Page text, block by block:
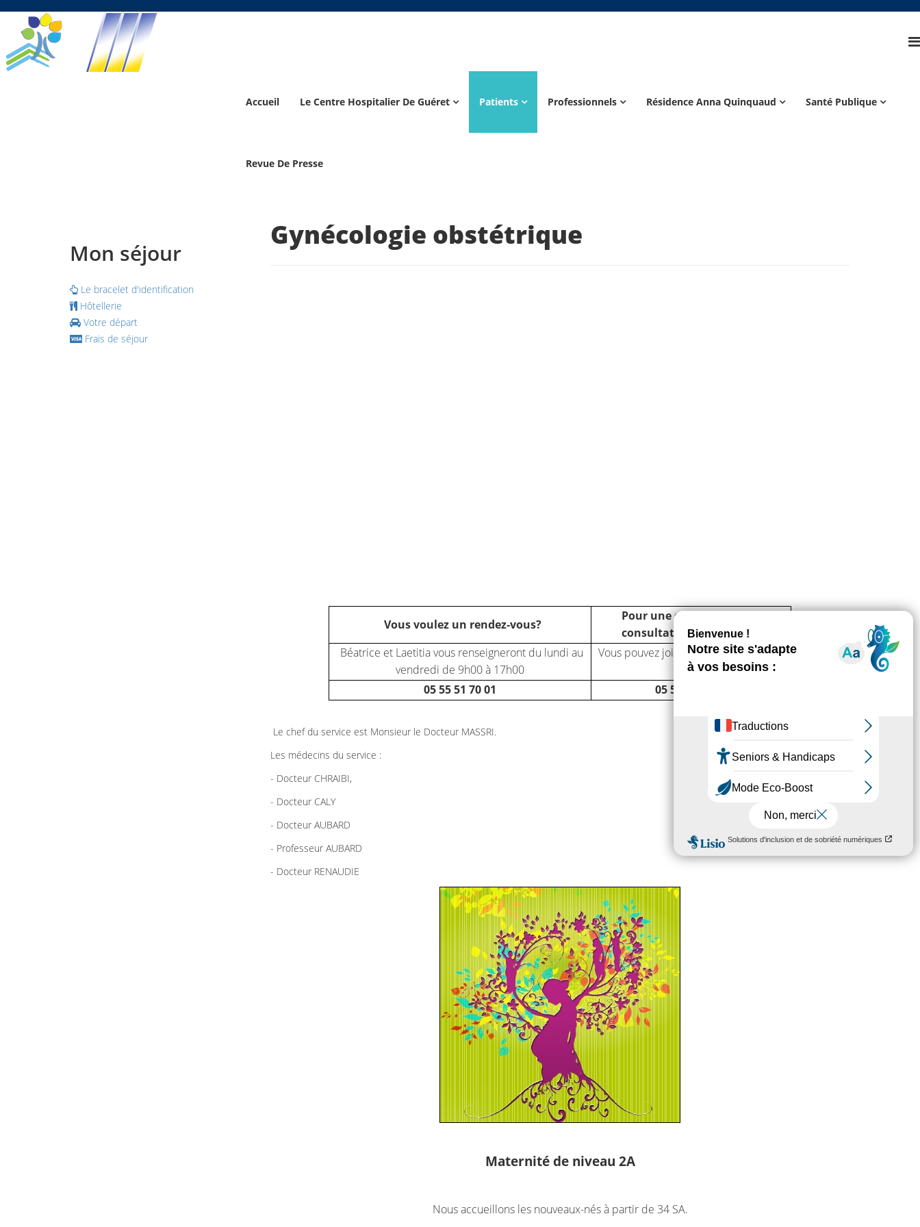
Accueil Le Centre Hospitalier De Guéret Patients Professionnels Résidence Anna Quinquaud Santé Publique
Revue De Presse
Mon séjour
Le bracelet d'identification
Hôtellerie
Votre départ
Frais de séjour
Gynécologie obstétrique
Vous voulez un rendez-vous?
Pour une question ou une
consultation en urgences
Béatrice et Laetitia vous renseigneront du lundi au
vendredi de 9h00 à 17h00
Vous pouvez joindre la sage-femme de
garde
05 55 51 70 01
05 55 51 87 75
Le chef du service est Monsieur le Docteur MASSRI.
Les médecins du service :
- Docteur CHRAIBI,
- Docteur CALY
- Docteur AUBARD
- Professeur AUBARD
- Docteur RENAUDIE
Maternité de niveau 2A
Nous accueillons les nouveaux-nés à partir de 34 SA.